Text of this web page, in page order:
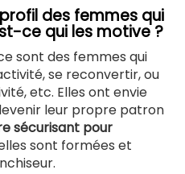
profil des femmes qui
ce qui les motive ?
sont des femmes qui
se reconvertir, ou
etc. Elles ont envie
leur propre patron
sécurisant pour
sont formées et